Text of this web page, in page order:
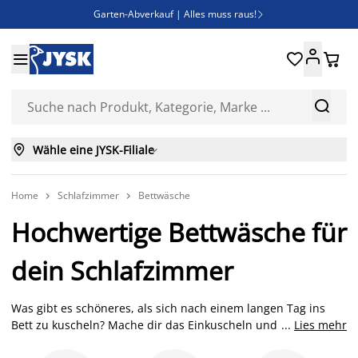
Garten-Abverkauf | Alles muss raus! 
Bist du Unternehmer? Entdecke JYSK-B2B
Esszimmerstuhl ADSLEV um nur 40€


 
 Wähle eine JYSK-Filiale
Home  Schlafzimmer  Bettwäsche
Hochwertige Bettwäsche für
dein Schlafzimmer
Was gibt es schöneres, als sich nach einem langen Tag ins
Bett zu kuscheln? Mache dir das Einkuscheln und Entspannen
... Lies mehr